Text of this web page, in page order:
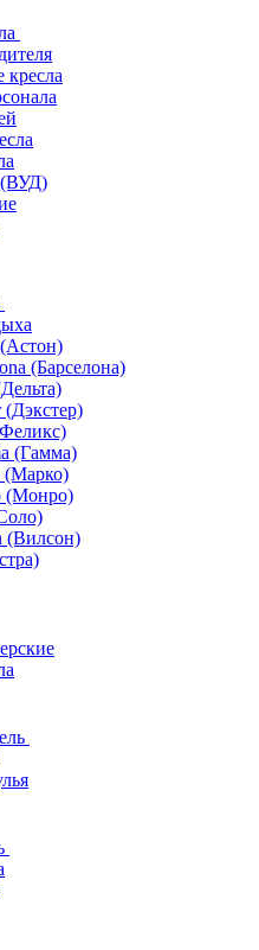
(Барселона)
(Гамма)
(Марко)
(Монро)
(Вилсон)